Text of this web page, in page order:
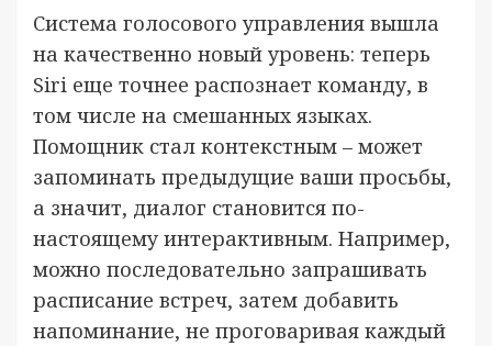
Система голосового управления вышла
на качественно новый уровень: теперь
Siri еще точнее распознает команду, в
том числе на смешанных языках.
Помощник стал контекстным – может
запоминать предыдущие ваши просьбы,
а значит, диалог становится по-
настоящему интерактивным. Например,
можно последовательно запрашивать
расписание встреч, затем добавить
напоминание, не проговаривая каждый